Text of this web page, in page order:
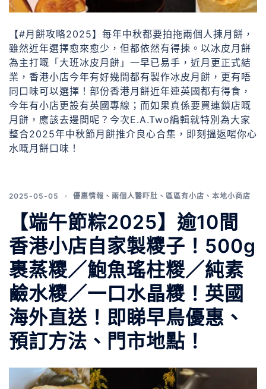
【#月餅攻略2025】每年中秋都要拍拖兩個人揀月餅，
雖然近年選擇愈來愈少，但都依然有得揀。以冰皮月餅
為主打嘅「大班冰皮月餅」一早已易手，近月更正式結
業，香港小店今年有好幾間都有製作冰皮月餅，更有唔
同口味可以選擇！部份香港月餅近年連英國都有得食，
今年有小店更設有英國專線；而如果真係要買連鎖店嘅
月餅，應該去邊間呢？今次E.A.Two編輯就特別為大家
整合2025年中秋節月餅推介良心合集，即刻搵返啱你心
水嘅月餅口味！
2025-05-05 優惠情報 、 兩個人醫吓肚 、 區區有小店 、 本地小商店
【端午節粽2025】逾10間
香港小店自家製糭子！500g
裹蒸糭／鮑魚瑤柱糉／純素
鹼水糭／一口水晶糭！英國
海外直送！即睇早鳥優惠、
預訂方法、門市地點！